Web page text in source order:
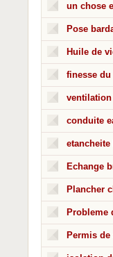
un chose
Pose
Huile de
finesse
conduite
Echange
Plancher
Probleme
Permis de